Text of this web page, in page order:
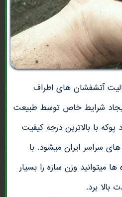
آتشفشان های اطراف
شرایط خاص توسط طبیعت
با بالاترین درجه کیفیت
سراسر ایران میشود. با
ها میتوانید وزن سازه را بسیار
بالا برد.